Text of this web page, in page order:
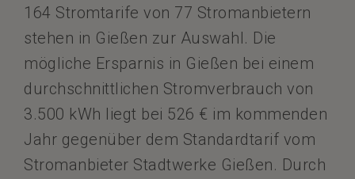
164 Stromtarife von 77 Stromanbietern
stehen in Gießen zur Auswahl. Die
mögliche Ersparnis in Gießen bei einem
durchschnittlichen Stromverbrauch von
3.500 kWh liegt bei 526 € im kommenden
Jahr gegenüber dem Standardtarif vom
Stromanbieter Stadtwerke Gießen. Durch